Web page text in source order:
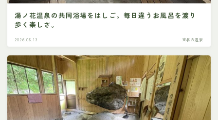
湯ノ花温泉の共同浴場をはしご。毎日違うお風呂を渡り
歩く楽しさ。
2026.06.13 東北の温泉